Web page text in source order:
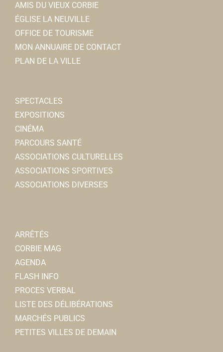
AMIS DU VIEUX CORBIE
ÉGLISE LA NEUVILLE
OFFICE DE TOURISME
MON ANNUAIRE DE CONTACT
PLAN DE LA VILLE
SPECTACLES
EXPOSITIONS
CINÉMA
PARCOURS SANTÉ
ASSOCIATIONS CULTURELLES
ASSOCIATIONS SPORTIVES
ASSOCIATIONS DIVERSES
ARRÊTÉS
CORBIE MAG
AGENDA
FLASH INFO
PROCES VERBAL
LISTE DES DÉLIBÉRATIONS
MARCHÉS PUBLICS
PETITES VILLES DE DEMAIN